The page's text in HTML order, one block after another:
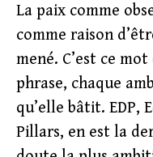
La paix comme
comme raison
mené. C’est ce
phrase, chaque
qu’elle bâtit. EDP,
Pillars, en est la